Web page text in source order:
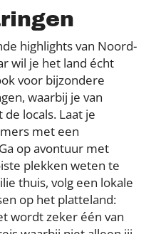
highlights van Noord-
wil je het land écht
voor bijzondere
waarbij je van
locals. Laat je
met een
op avontuur met
plekken weten te
thuis, volg een lokale
op het platteland:
wordt zeker één van